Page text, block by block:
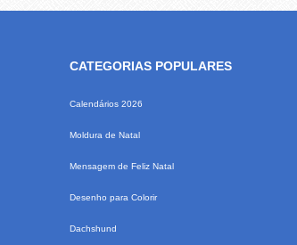
CATEGORIAS POPULARES
Calendários 2026
Moldura de Natal
Mensagem de Feliz Natal
Desenho para Colorir
Dachshund